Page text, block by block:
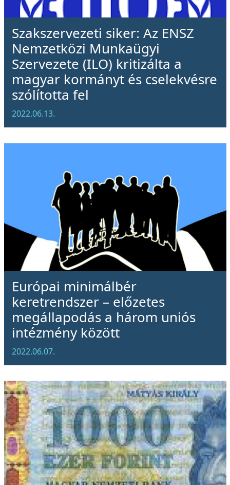
Szakszervezeti siker: Az ENSZ
Nemzetközi Munkaügyi
Szervezete (ILO) kritizálta a
magyar kormányt és cselekvésre
szólította fel
2022.06.13.
Európai minimálbér
keretrendszer – előzetes
megállapodás a három uniós
intézmény között
2022.06.07.